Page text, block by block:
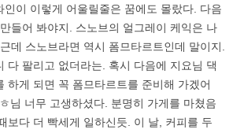
인이 이렇게 어울릴줄은 꿈에도 몰랐다. 다음
들어 봐야지. 스노브의 얼그레이 케익은 나
데 스노브라면 역시 폼므타르트인데 말이지.
다 팔리고 없더라는. 혹시 다음에 지요님 댁
하게 되면 꼭 폼므타르트를 준비해 가겠어
님 너무 고생하셨다. 분명히 가게를 마쳤음
보다 더 빡세게 일하신듯. 이 날, 커피를 두